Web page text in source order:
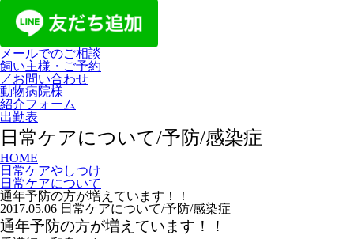
メールでのご相談
飼い主様・ご予約
／お問い合わせ
動物病院様
紹介フォーム
出勤表
日常ケアについて/予防/感染症
HOME
日常ケアやしつけ
日常ケアについて
通年予防の方が増えています！！
2017.05.06 日常ケアについて/予防/感染症
通年予防の方が増えています！！